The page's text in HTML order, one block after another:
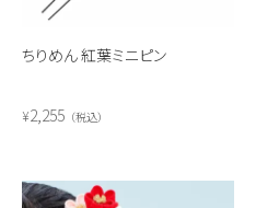
ちりめん 紅葉ミニピン
¥2,255 税込